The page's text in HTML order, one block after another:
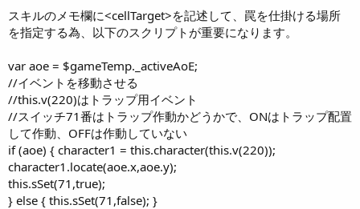
スキルのメモ欄に<cellTarget>を記述して、罠を仕掛ける場所
を指定する為、以下のスクリプトが重要になります。
var aoe = $gameTemp._activeAoE;
//イベントを移動させる
//this.v(220)はトラップ用イベント
//スイッチ71番はトラップ作動かどうかで、ONはトラップ配置
して作動、OFFは作動していない
if (aoe) { character1 = this.character(this.v(220));
character1.locate(aoe.x,aoe.y);
this.sSet(71,true);
} else { this.sSet(71,false); }